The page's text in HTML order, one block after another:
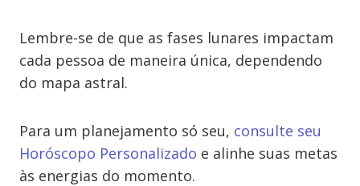
Lembre-se de que as fases lunares impactam
cada pessoa de maneira única, dependendo
do mapa astral.
Para um planejamento só seu, consulte seu
Horóscopo Personalizado e alinhe suas metas
às energias do momento.